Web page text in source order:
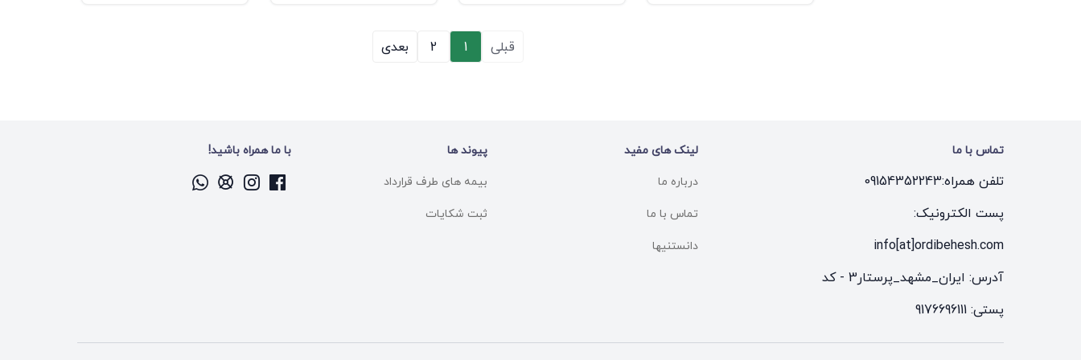
CARTIER
CELINE
COLINS
قبلی 1
2 بعدی
تماس با ما
تلفن همراه:09154352243
پست الکترونیک:
info[at]ordibehesh.com
آدرس: ایران_مشهد_پرستار3 - کد
پستی: 9176696111
لینک های مفید
درباره ما
تماس با ما
دانستنیها
پیوند ها
بیمه های طرف قرارداد
ثبت شکایات
با ما همراه باشید!